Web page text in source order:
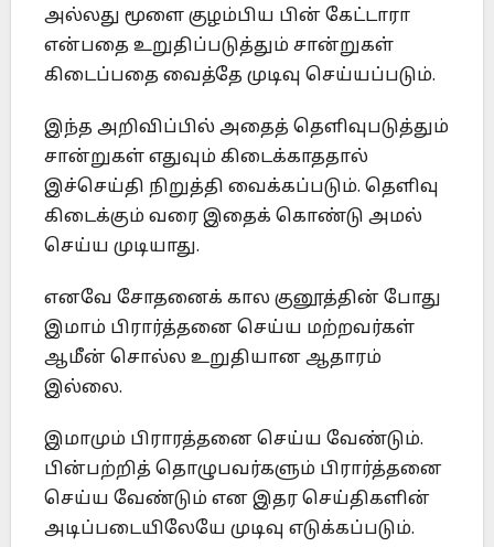
அல்லது மூளை குழம்பிய பின் கேட்டாரா
என்பதை உறுதிப்படுத்தும் சான்றுகள்
கிடைப்பதை வைத்தே முடிவு செய்யப்படும்.
இந்த அறிவிப்பில் அதைத் தெளிவுபடுத்தும்
சான்றுகள் எதுவும் கிடைக்காததால்
இச்செய்தி நிறுத்தி வைக்கப்படும். தெளிவு
கிடைக்கும் வரை இதைக் கொண்டு அமல்
செய்ய முடியாது.
எனவே சோதனைக் கால குனூத்தின் போது
இமாம் பிரார்த்தனை செய்ய மற்றவர்கள்
ஆமீன் சொல்ல உறுதியான ஆதாரம்
இல்லை.
இமாமும் பிராரத்தனை செய்ய வேண்டும்.
பின்பற்றித் தொழுபவர்களும் பிரார்த்தனை
செய்ய வேண்டும் என இதர செய்திகளின்
அடிப்படையிலேயே முடிவு எடுக்கப்படும்.